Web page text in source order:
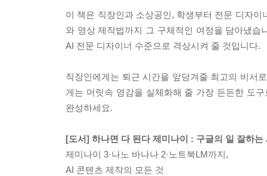
이 책은 직장인과 소상공인, 학생부터 전문 디자
와 영상 제작법까지 그 구체적인 여정을 담아냈
AI 전문 디자이너 수준으로 격상시켜 줄 것입니다.
직장인에게는 퇴근 시간을 앞당겨줄 최고의 비서
게는 머릿속 영감을 실체화해 줄 가장 든든한 도
완성하세요.
[도서] 하나면 다 된다 제미나이 : 구글의 일 잘하
제미나이 3·나노 바나나 2·노트북LM까지,
AI 콘텐츠 제작의 모든 것